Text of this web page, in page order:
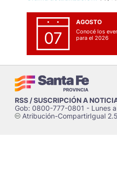
07
AGOSTO
Conocé los
para el 2026
RSS / SUSCRIPCIÓN A
Gob: 0800-777-0801 - Lunes
cAtribución-CompartirIgual